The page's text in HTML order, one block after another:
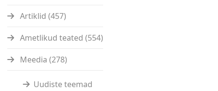
Artiklid (457)
Ametlikud teated (554)
Meedia (278)
Uudiste teemad